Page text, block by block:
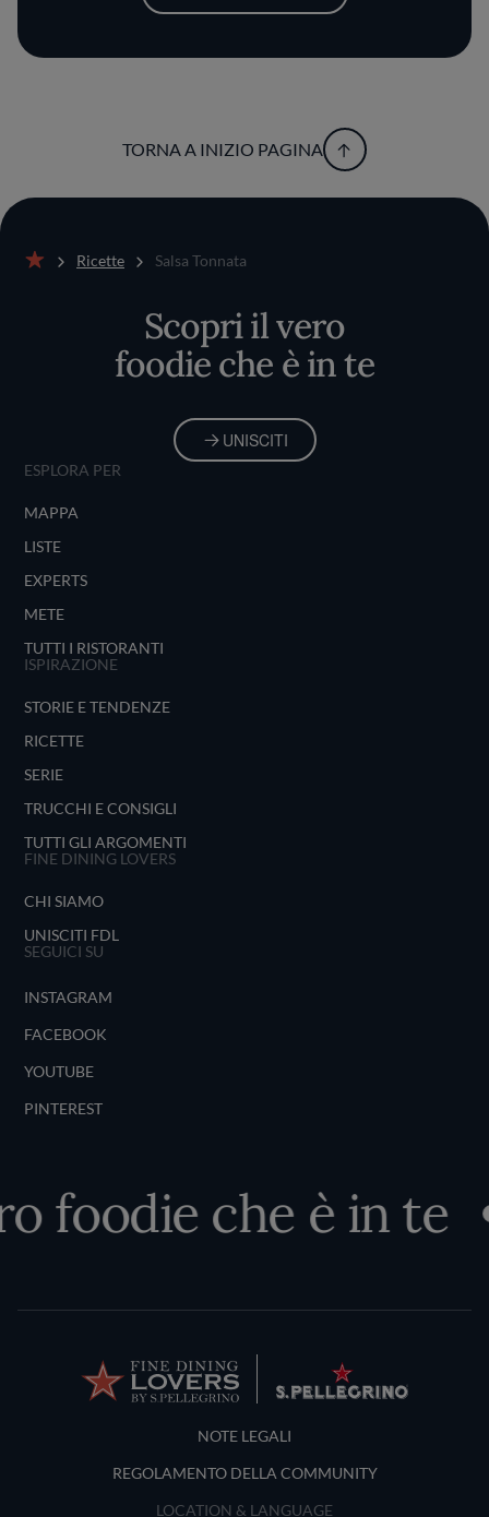
TORNA A INIZIO PAGINA
Ricette Salsa Tonnata
Scopri il vero
foodie che è in te
UNISCITI
ESPLORA PER
MAPPA
LISTE
EXPERTS
METE
TUTTI I RISTORANTI
ISPIRAZIONE
STORIE E TENDENZE
RICETTE
SERIE
TRUCCHI E CONSIGLI
TUTTI GLI ARGOMENTI
FINE DINING LOVERS
CHI SIAMO
UNISCITI FDL
SEGUICI SU
INSTAGRAM
FACEBOOK
YOUTUBE
PINTEREST
foodie che è in te
Terms and Conditions
NOTE LEGALI
REGOLAMENTO DELLA COMMUNITY
LOCATION & LANGUAGE